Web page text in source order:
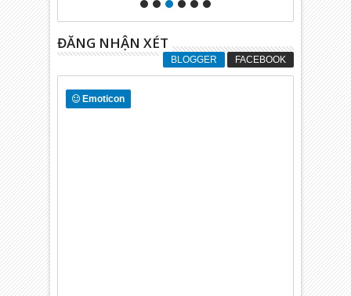
ĐĂNG NHẬN XÉT
BLOGGER FACEBOOK
Emoticon